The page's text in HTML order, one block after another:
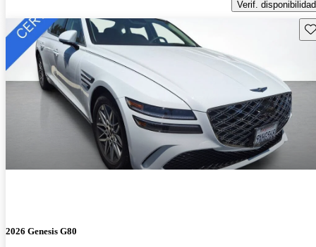
Verif. disponibilidad
2026 Genesis G80